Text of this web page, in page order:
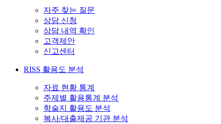
자주 찾는 질문
상담 신청
상담 내역 확인
고객제안
신고센터
RISS 활용도 분석
자료 현황 통계
주제별 활용통계 분석
학술지 활용도 분석
복사/대출제공 기관 분석